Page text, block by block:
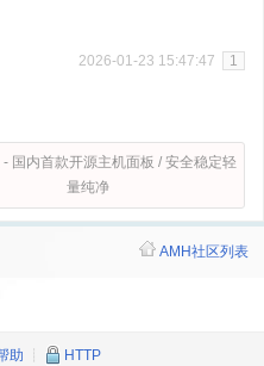
2026-01-23 15:47:47 1
- 国内首款开源主机面板 / 安全稳定轻
量纯净
AMH社区列表
助 HTTP